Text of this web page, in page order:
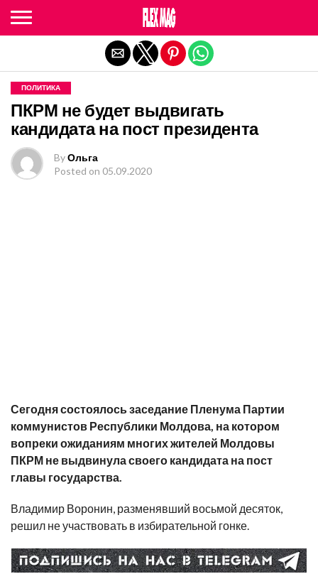
ПОЛИТИКА
ПКРМ не будет выдвигать
кандидата на пост президента
ByОльга
Posted on 05.09.2020
Сегодня состоялось заседание Пленума Партии
коммунистов Республики Молдова, на котором
вопреки ожиданиям многих жителей Молдовы
ПКРМ не выдвинула своего кандидата на пост
главы государства.
Владимир Воронин, разменявший восьмой десяток,
решил не участвовать в избирательной гонке.
Exit mobile version